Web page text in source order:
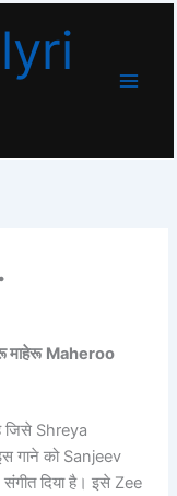
माहेरू Maheroo
जिसे Shreya
गाने को Sanjeev
दिया है। इसे Zee